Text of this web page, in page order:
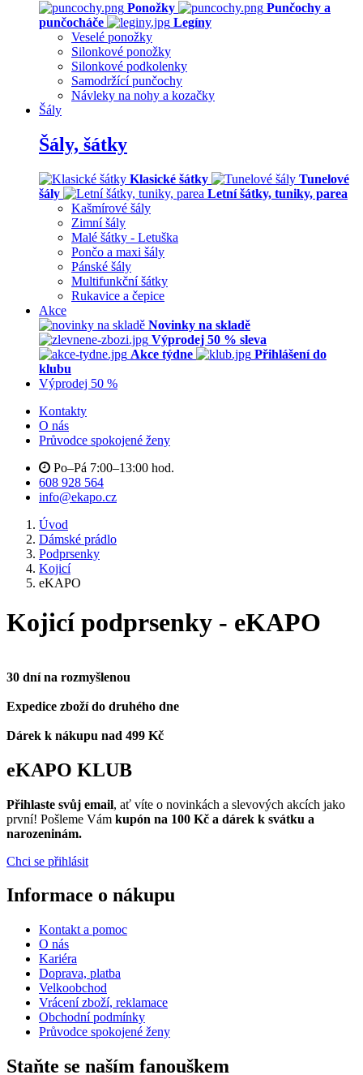
Ponožky
Punčochy a
punčocháče
Legíny
Veselé ponožky
Silonkové ponožky
Silonkové podkolenky
Samodržící punčochy
Návleky na nohy a kozačky
Šály
Šály, šátky
Klasické šátky
Tunelové
šály
Letní šátky, tuniky, parea
Kašmírové šály
Zimní šály
Malé šátky - Letuška
Pončo a maxi šály
Pánské šály
Multifunkční šátky
Rukavice a čepice
Akce
Novinky na skladě
Výprodej 50 % sleva
Akce týdne
Přihlášení do
klubu
Výprodej 50 %
Kontakty
O nás
Průvodce spokojené ženy
Po–Pá 7:00–13:00 hod.
608 928 564
info@ekapo.cz
Úvod
Dámské prádlo
Podprsenky
Kojicí
eKAPO
Kojicí podprsenky - eKAPO
30 dní na rozmyšlenou
Expedice zboží do druhého dne
Dárek k nákupu nad 499 Kč
eKAPO KLUB
Přihlaste svůj email, ať víte o novinkách a slevových akcích jako
první! Pošleme Vám kupón na 100 Kč a dárek k svátku a
narozeninám.
Chci se přihlásit
Informace o nákupu
Kontakt a pomoc
O nás
Kariéra
Doprava, platba
Velkoobchod
Vrácení zboží, reklamace
Obchodní podmínky
Průvodce spokojené ženy
Staňte se naším fanouškem